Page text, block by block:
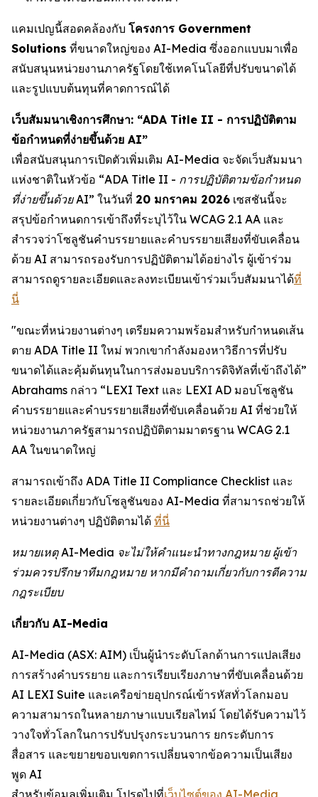
แคมเปญนี้สอดคล้องกับ โครงการ Government
Solutions ที่ขนาดใหญ่ของ AI-Media ซึ่งออกแบบมาเพื่อ
สนับสนุนหน่วยงานภาครัฐโดยใช้เทคโนโลยีที่ปรับขนาดได้
และรูปแบบต้นทุนที่คาดการณ์ได้
เว็บสัมมนาเชิงการศึกษา: “ADA Title II - การปฏิบัติตาม
ข้อกำหนดที่ง่ายขึ้นด้วย AI”
เพื่อสนับสนุนการเปิดตัวเพิ่มเติม AI-Media จะจัดเว็บสัมมนา
แห่งชาติในหัวข้อ “ADA Title II - การปฏิบัติตามข้อกำหนด
ที่ง่ายขึ้นด้วย AI” ในวันที่ 20 มกราคม 2026 เซสชันนี้จะ
สรุปข้อกำหนดการเข้าถึงที่ระบุไว้ใน WCAG 2.1 AA และ
สำรวจว่าโซลูชันคำบรรยายและคำบรรยายเสียงที่ขับเคลื่อน
ด้วย AI สามารถรองรับการปฏิบัติตามได้อย่างไร ผู้เข้าร่วม
สามารถดูรายละเอียดและลงทะเบียนเข้าร่วมเว็บสัมมนาได้ที่
นี่
"ขณะที่หน่วยงานต่างๆ เตรียมความพร้อมสำหรับกำหนดเส้น
ตาย ADA Title II ใหม่ พวกเขากำลังมองหาวิธีการที่ปรับ
ขนาดได้และคุ้มต้นทุนในการส่งมอบบริการดิจิทัลที่เข้าถึงได้”
Abrahams กล่าว “LEXI Text และ LEXI AD มอบโซลูชัน
คำบรรยายและคำบรรยายเสียงที่ขับเคลื่อนด้วย AI ที่ช่วยให้
หน่วยงานภาครัฐสามารถปฏิบัติตามมาตรฐาน WCAG 2.1
AA ในขนาดใหญ่
สามารถเข้าถึง ADA Title II Compliance Checklist และ
รายละเอียดเกี่ยวกับโซลูชันของ AI-Media ที่สามารถช่วยให้
หน่วยงานต่างๆ ปฏิบัติตามได้ ที่นี่
หมายเหตุ AI-Media จะไม่ให้คำแนะนำทางกฎหมาย ผู้เข้า
ร่วมควรปรึกษาทีมกฎหมาย หากมีคำถามเกี่ยวกับการตีความ
กฎระเบียบ
เกี่ยวกับ AI-Media
AI-Media (ASX: AIM) เป็นผู้นำระดับโลกด้านการแปลเสียง
การสร้างคำบรรยาย และการเรียบเรียงภาษาที่ขับเคลื่อนด้วย
AI LEXI Suite และเครือข่ายอุปกรณ์เข้ารหัสทั่วโลกมอบ
ความสามารถในหลายภาษาแบบเรียลไทม์ โดยได้รับความไว้
วางใจทั่วโลกในการปรับปรุงกระบวนการ ยกระดับการ
สื่อสาร และขยายขอบเขตการเปลี่ยนจากข้อความเป็นเสียง
พูด AI
สำหรับข้อมูลเพิ่มเติม โปรดไปที่เว็บไซต์ของ AI-Media